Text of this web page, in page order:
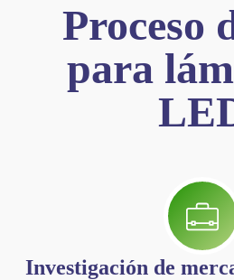
Proceso
para
Investigación de